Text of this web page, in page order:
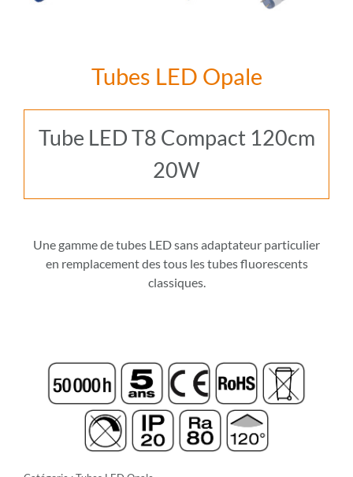
Tubes LED Opale
Tube LED T8 Compact 120cm
20W
Une gamme de tubes LED sans adaptateur particulier
en remplacement des tous les tubes fluorescents
classiques.